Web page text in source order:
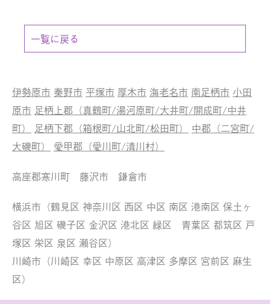
一覧に戻る
伊勢原市 秦野市 平塚市 厚木市 海老名市 南足柄市 小田
原市 足柄上郡（真鶴町/湯河原町/大井町/開成町/中井
町）
足柄下郡（箱根町/山北町/松田町）
中郡（二宮町/
大磯町）
愛甲郡（愛川町/清川村）
高座郡寒川町 藤沢市 鎌倉市
横浜市（鶴見区 神奈川区 西区 中区 南区 港南区 保土ヶ
谷区 旭区 磯子区 金沢区 港北区 緑区 青葉区 都筑区 戸
塚区 栄区 泉区 瀬谷区）
川崎市（川崎区 幸区 中原区 高津区 多摩区 宮前区 麻生
区）